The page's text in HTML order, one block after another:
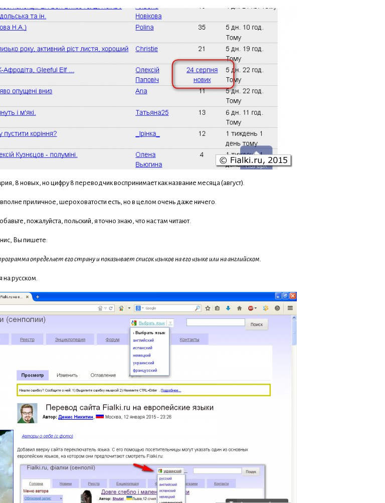
8 новых, но цифру 8 переводчик воспринимает как название месяца (август).
приличное, шероховатости есть, но в целом очень даже ничего.
пожалуйста, польский, я точно знаю, что нас там читают.
Вы пишете:
определяет его страну и показывает список языков на его языке или на английском.
на русском.